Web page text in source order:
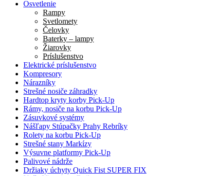
Osvetlenie
Rampy
Svetlomety
Čelovky
Baterky – lampy
Žiarovky
Príslušenstvo
Elektrické príslušenstvo
Kompresory
Nárazníky
Strešné nosiče záhradky
Hardtop kryty korby Pick-Up
Rámy, nosiče na korbu Pick-Up
Zásuvkové systémy
Nášľapy Stúpačky Prahy Rebríky
Rolety na korbu Pick-Up
Strešné stany Markízy
Výsuvne platformy Pick-Up
Palivové nádrže
Držiaky úchyty Quick Fist SUPER FIX